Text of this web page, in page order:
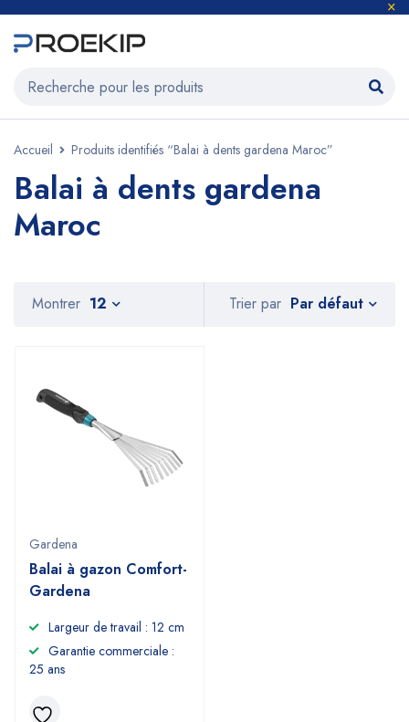
Accueil Produits identifiés “Balai à dents gardena Maroc”
Balai à dents gardena
Maroc
Trier par Par défaut
Montrer 12
Gardena
Balai à gazon Comfort-
Gardena
Largeur de travail : 12 cm
Garantie commerciale :
25 ans